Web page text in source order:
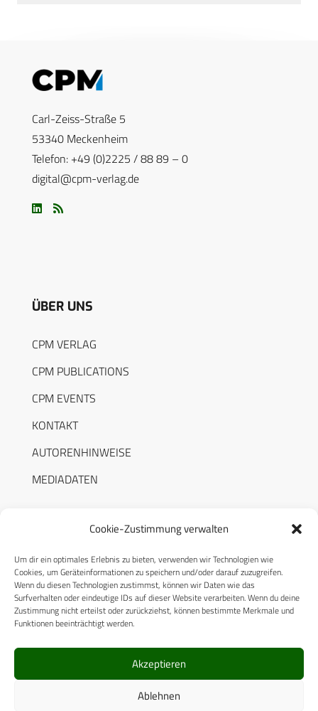
Cookie-Zustimmung verwalten
Um dir ein optimales Erlebnis zu bieten, verwenden wir Technologien wie
Cookies, um Geräteinformationen zu speichern und/oder darauf zuzugreifen.
Wenn du diesen Technologien zustimmst, können wir Daten wie das
Surfverhalten oder eindeutige IDs auf dieser Website verarbeiten. Wenn du deine
Zustimmung nicht erteilst oder zurückziehst, können bestimmte Merkmale und
Funktionen beeinträchtigt werden.
Akzeptieren
Ablehnen
Carl-Zeiss-Straße 5
53340 Meckenheim
Telefon: +49 (0)2225 / 88 89 – 0
digital@cpm-verlag.de
ÜBER UNS
CPM VERLAG
CPM PUBLICATIONS
CPM EVENTS
KONTAKT
AUTORENHINWEISE
MEDIADATEN
RECHTLICHES
Datenschutzerklärung
Cookie-Richtlinie (EU)